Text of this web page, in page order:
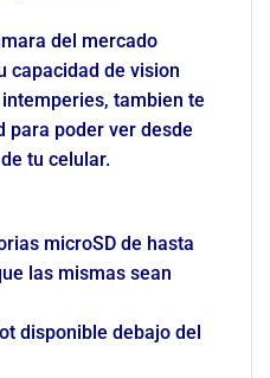
del mercado
capacidad de vision
tambien te
para poder ver desde
tu celular.
microSD de hasta
las mismas sean
disponible debajo del